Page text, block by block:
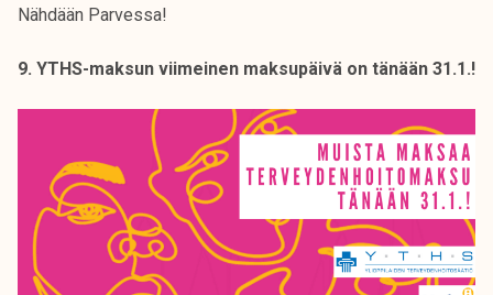
Nähdään Parvessa!
9. YTHS-maksun viimeinen maksupäivä on tänään 31.1.!